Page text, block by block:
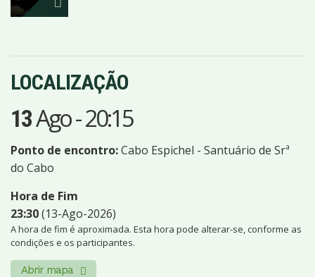
LOCALIZAÇÃO
13Ago-20:15
Ponto de encontro:Cabo Espichel - Santuário de Srª
do Cabo
Hora de Fim
23:30(13-Ago-2026)
A hora de fim é aproximada. Esta hora pode alterar-se, conforme as
condições e os participantes.
Abrir mapa